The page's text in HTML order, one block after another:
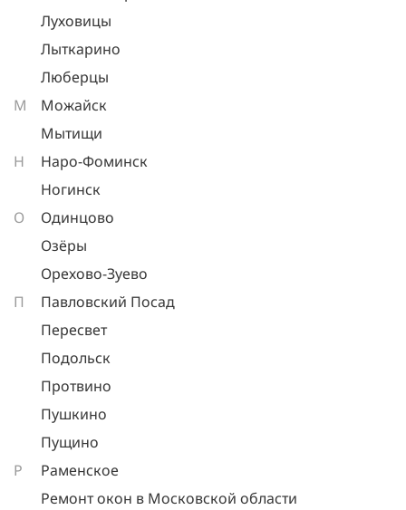
Луховицы
Лыткарино
Люберцы
М
Можайск
Мытищи
Н
Наро-Фоминск
Ногинск
О
Одинцово
Озёры
Орехово-Зуево
П
Павловский Посад
Пересвет
Подольск
Протвино
Пушкино
Пущино
Р
Раменское
Ремонт окон в Московской области